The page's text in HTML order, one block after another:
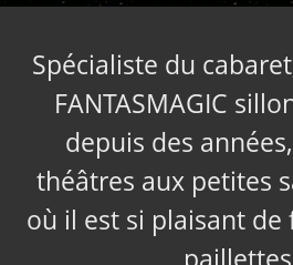
Spécialiste du
FANTASMAGIC
depuis des
théâtres aux petites
où il est si plaisant